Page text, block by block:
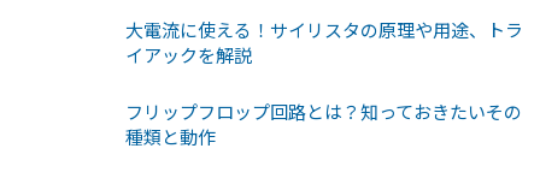
大電流に使える！サイリスタの原理や用途、トラ
イアックを解説
フリップフロップ回路とは？知っておきたいその
種類と動作